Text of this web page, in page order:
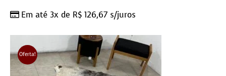
Em até 3x de R$ 126,67 s/juros
Oferta!